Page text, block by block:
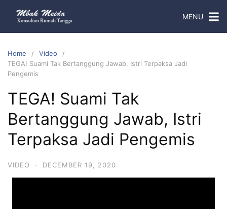
MENU
Home
Video
TEGA! Suami Tak Bertanggung Jawab, Istri Terpaksa Jadi
Pengemis
TEGA! Suami Tak
Bertanggung Jawab, Istri
Terpaksa Jadi Pengemis
VIDEO · DECEMBER 19, 2020